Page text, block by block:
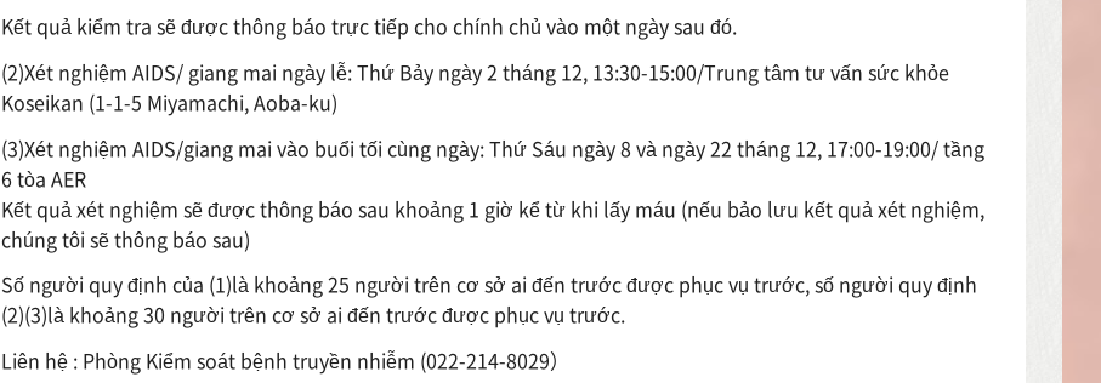
Kết quả kiểm tra sẽ được thông báo trực tiếp cho chính chủ vào một ngày sau đó.
(2)Xét nghiệm AIDS/ giang mai ngày lễ: Thứ Bảy ngày 2 tháng 12, 13:30-15:00/Trung tâm tư vấn sức khỏe
Koseikan (1-1-5 Miyamachi, Aoba-ku)
(3)Xét nghiệm AIDS/giang mai vào buổi tối cùng ngày: Thứ Sáu ngày 8 và ngày 22 tháng 12, 17:00-19:00/ tầng
6 tòa AER
Kết quả xét nghiệm sẽ được thông báo sau khoảng 1 giờ kể từ khi lấy máu (nếu bảo lưu kết quả xét nghiệm,
chúng tôi sẽ thông báo sau)
Số người quy định của (1)là khoảng 25 người trên cơ sở ai đến trước được phục vụ trước, số người quy định
(2)(3)là khoảng 30 người trên cơ sở ai đến trước được phục vụ trước.
Liên hệ : Phòng Kiểm soát bệnh truyền nhiễm (022-214-8029）